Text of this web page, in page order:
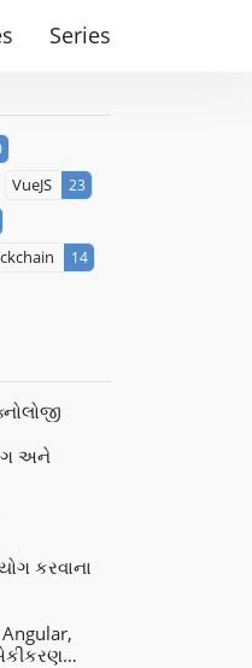
Series
VueJS 23
14
અને
કરવાના